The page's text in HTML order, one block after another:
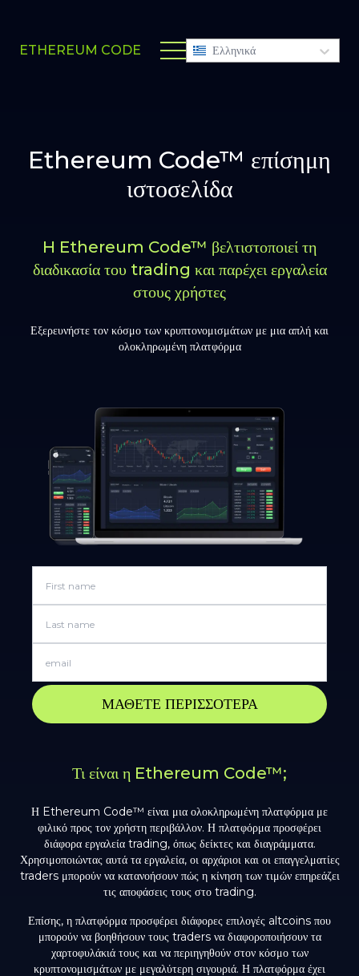
ETHEREUM CODE Ελληνικά
Ethereum Code™ επίσημη
ιστοσελίδα
H Ethereum Code™ βελτιστοποιεί τη
διαδικασία του trading και παρέχει εργαλεία
στους χρήστες
Εξερευνήστε τον κόσμο των κρυπτονομισμάτων με μια απλή και
ολοκληρωμένη πλατφόρμα
ΜΑΘΕΤΕ ΠΕΡΙΣΣΟΤΕΡΑ
Τι είναι η Ethereum Code™;
Η Ethereum Code™ είναι μια ολοκληρωμένη πλατφόρμα με
φιλικό προς τον χρήστη περιβάλλον. Η πλατφόρμα προσφέρει
διάφορα εργαλεία trading, όπως δείκτες και διαγράμματα.
Χρησιμοποιώντας αυτά τα εργαλεία, οι αρχάριοι και οι επαγγελματίες
traders μπορούν να κατανοήσουν πώς η κίνηση των τιμών επηρεάζει
τις αποφάσεις τους στο trading.
Επίσης, η πλατφόρμα προσφέρει διάφορες επιλογές altcoins που
μπορούν να βοηθήσουν τους traders να διαφοροποιήσουν τα
χαρτοφυλάκιά τους και να περιηγηθούν στον κόσμο των
κρυπτονομισμάτων με μεγαλύτερη σιγουριά. Η πλατφόρμα έχει